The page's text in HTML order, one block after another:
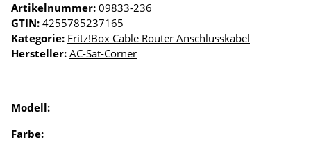
Artikelnummer: 09833-236
GTIN: 4255785237165
Kategorie: Fritz!Box Cable Router Anschlusskabel
Hersteller: AC-Sat-Corner
Modell:
Farbe: